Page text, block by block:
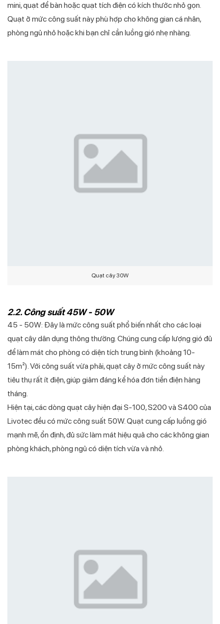
mini, quạt để bàn hoặc quạt tích điện có kích thước nhỏ gọn.
Quạt ở mức công suất này phù hợp cho không gian cá nhân,
phòng ngủ nhỏ hoặc khi bạn chỉ cần luồng gió nhẹ nhàng.
Quạt cây 30W
2.2. Công suất 45W - 50W
45 - 50W: Đây là mức công suất phổ biến nhất cho các loại
quạt cây dân dụng thông thường. Chúng cung cấp lượng gió đủ
để làm mát cho phòng có diện tích trung bình (khoảng 10-
15m²). Với công suất vừa phải, quạt cây ở mức công suất này
tiêu thụ rất ít điện, giúp giảm đáng kể hóa đơn tiền điện hàng
tháng.
Hiện tại, các dòng quạt cây hiện đại S-100, S200 và S400 của
Livotec đều có mức công suất 50W. Quạt cung cấp luồng gió
mạnh mẽ, ổn định, đủ sức làm mát hiệu quả cho các không gian
phòng khách, phòng ngủ có diện tích vừa và nhỏ.